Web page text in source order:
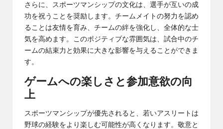
さらに、スポーツマンシップの文化は、選手が互いの成
功を祝うことを奨励します。チームメイトの努力を認め
ることは友情を育み、チームの絆を強化し、全体的な士
気を高めます。このポジティブな雰囲気は、試合中のチ
ームの結束力と効果に大きな影響を与えることができま
す。
ゲームへの楽しさと参加意欲の向
上
スポーツマンシップが優先されると、若いアスリートは
野球の経験をより楽しむ可能性が高くなります。敬意と